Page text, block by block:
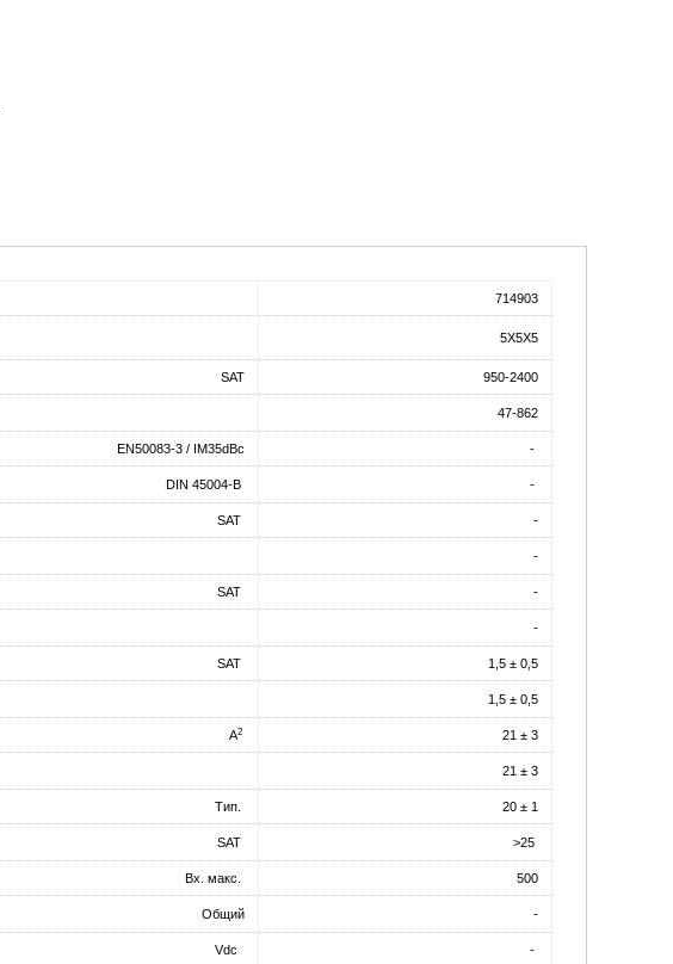
714903
5X5X5
SAT 950-2400
47-862
EN50083-3 / IM35dBc -
DIN 45004-B -
SAT -
-
SAT -
-
SAT 1,5 ± 0,5
1,5 ± 0,5
A2 21 ± 3
21 ± 3
Тип. 20 ± 1
SAT >25
Вх. макс. 500
Общий -
Vdc -